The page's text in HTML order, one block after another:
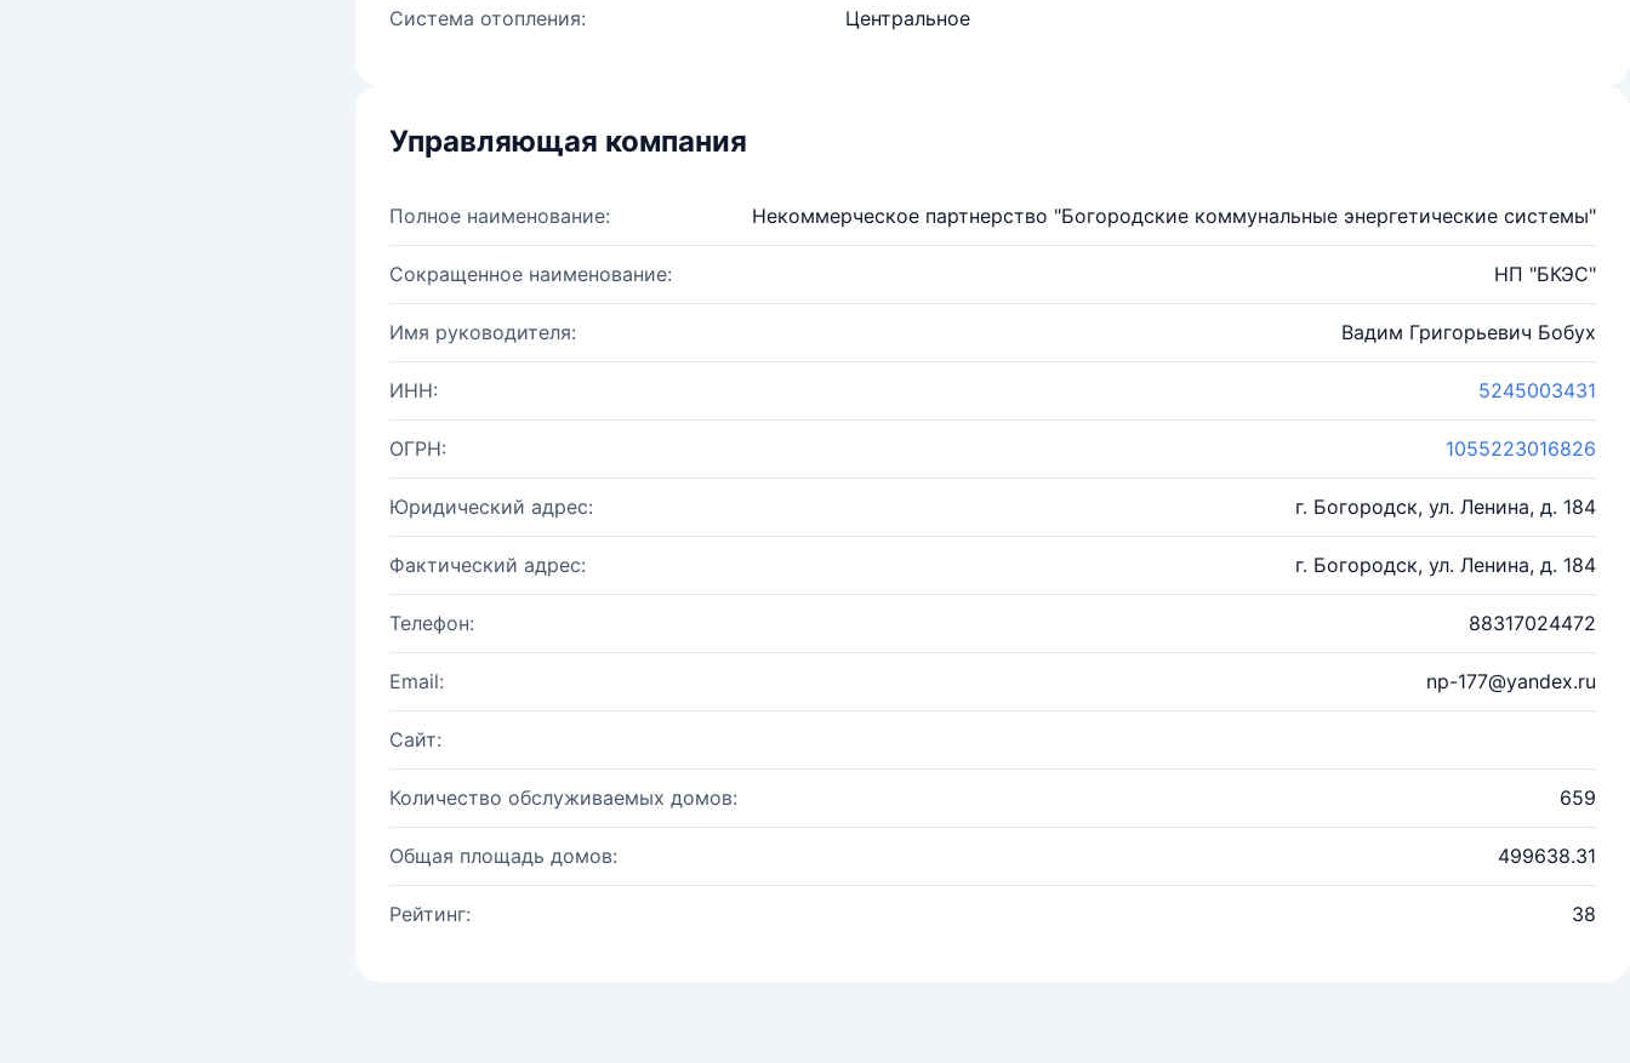
Система отопления: Центральное
Управляющая компания
Полное наименование: Некоммерческое партнерство "Богородские коммунальные энергетические системы"
Сокращенное наименование: НП "БКЭС"
Имя руководителя: Вадим Григорьевич Бобух
ИНН: 5245003431
ОГРН: 1055223016826
Юридический адрес: г. Богородск, ул. Ленина, д. 184
Фактический адрес: г. Богородск, ул. Ленина, д. 184
Телефон: 88317024472
Email: np-177@yandex.ru
Сайт:
Количество обслуживаемых домов: 659
Общая площадь домов: 499638.31
Рейтинг: 38